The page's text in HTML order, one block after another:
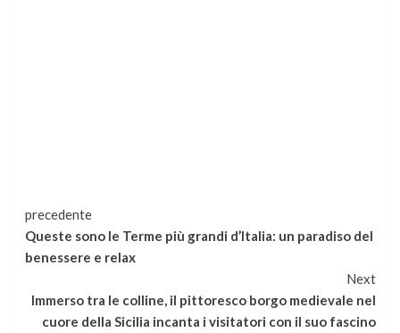
Continua
a
leggere
precedente
Queste sono le Terme più grandi d’Italia: un paradiso del
benessere e relax
Next
Immerso tra le colline, il pittoresco borgo medievale nel
cuore della Sicilia incanta i visitatori con il suo fascino